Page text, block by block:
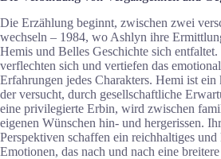
Die Erzählung beginnt, zwischen zwei
wechseln – 1984, wo Ashlyn ihre
Hemis und Belles Geschichte sich
verflechten sich und vertiefen das
Erfahrungen jedes Charakters. Hemi ist
der versucht, durch gesellschaftliche
eine privilegierte Erbin, wird zwischen
eigenen Wünschen hin- und hergerissen.
Perspektiven schaffen ein reichhaltiges
Emotionen, das nach und nach eine